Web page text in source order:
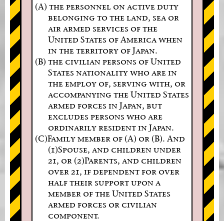
(A) the personnel on active duty
belonging to the land, sea or
air armed services of the
United States of America when
in the territory of Japan.
(B) the civilian persons of United
States nationality who are in
the employ of, serving with, or
accompanying the United States
armed forces in Japan, but
excludes persons who are
ordinarily resident in Japan.
(C)Family member of (A) or (B). And
(1)Spouse, and children under
21, or (2)Parents, and children
over 21, if dependent for over
half their support upon a
member of the United States
armed forces or civilian
component.